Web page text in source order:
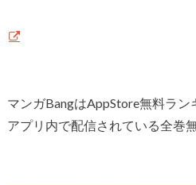
マンガBangはAppStore無料ラ
アプリ内で配信されている全巻